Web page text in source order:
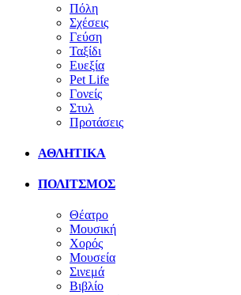
Πόλη
Σχέσεις
Γεύση
Ταξίδι
Ευεξία
Pet Life
Γονείς
Στυλ
Προτάσεις
ΑΘΛΗΤΙΚΑ
ΠΟΛΙΤΣΜΟΣ
Θέατρο
Μουσική
Χορός
Μουσεία
Σινεμά
Βιβλίο